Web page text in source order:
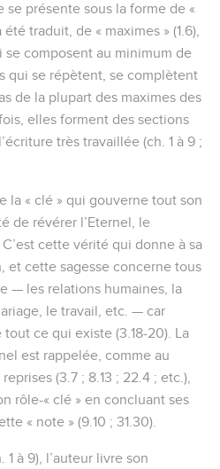
se présente sous la forme de «
traduit, de « maximes » (1.6),
se composent au minimum de
qui se répètent, se complètent
de la plupart des maximes des
elles forment des sections
très travaillée (ch. 1 à 9 ;
la « clé » qui gouverne tout son
de révérer l’Eternel, le
C’est cette vérité qui donne à sa
et cette sagesse concerne tous
— les relations humaines, la
le travail, etc. — car
ce qui existe (3.18-20). La
est rappelée, comme au
(3.7 ; 8.13 ; 22.4 ; etc.),
rôle-« clé » en concluant ses
« note » (9.10 ; 31.30).
à 9), l’auteur livre son